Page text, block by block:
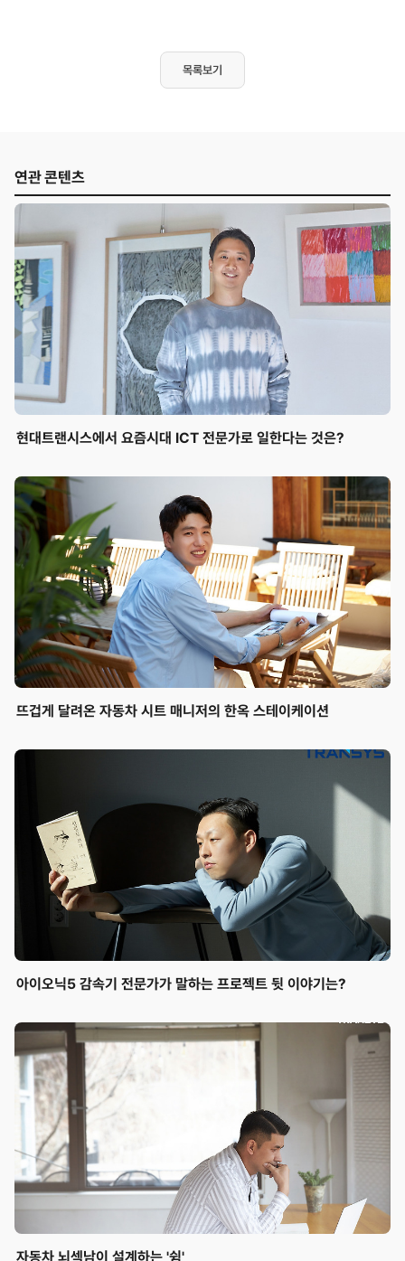
목록보기
연관 콘텐츠
현대트랜시스에서 요즘시대 ICT 전문가로 일한다는 것은?
뜨겁게 달려온 자동차 시트 매니저의 한옥 스테이케이션
아이오닉5 감속기 전문가가 말하는 프로젝트 뒷 이야기는?
자동차 뇌섹남이 설계하는 '쉼'